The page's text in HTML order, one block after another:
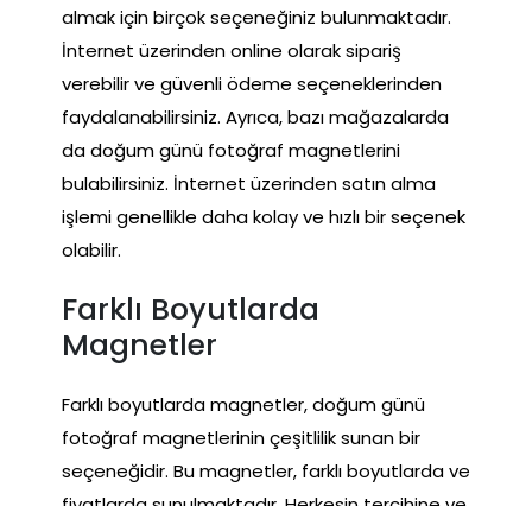
almak için birçok seçeneğiniz bulunmaktadır.
İnternet üzerinden online olarak sipariş
verebilir ve güvenli ödeme seçeneklerinden
faydalanabilirsiniz. Ayrıca, bazı mağazalarda
da doğum günü fotoğraf magnetlerini
bulabilirsiniz. İnternet üzerinden satın alma
işlemi genellikle daha kolay ve hızlı bir seçenek
olabilir.
Farklı Boyutlarda
Magnetler
Farklı boyutlarda magnetler, doğum günü
fotoğraf magnetlerinin çeşitlilik sunan bir
seçeneğidir. Bu magnetler, farklı boyutlarda ve